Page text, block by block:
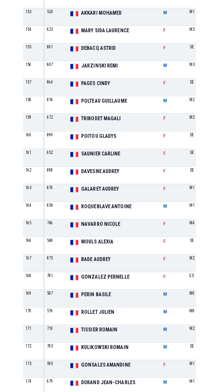
153 524 AKKARI MOHAMED M M1
154 623 MARY SIDA LAURENCE F M3
155 801 DEBACQ ASTRID F SE
156 847 JARZINSKI REMI M M3
157 864 PAGES CINDY F SE
158 818 POLTEAU GUILLAUME M M2
159 672 TRIBODET MAGALI F M2
160 899 POITOU GLADYS F SE
161 652 SAUNIER CARLINE F SE
162 898 DAVESNE AUDREY F SE
163 870 GALARET AUDREY F M1
164 834 ROQUEBLAVE ANTOINE M M1
165 746 NAVARRO NICOLE F M4
166 548 MOULS ALEXIA F SE
167 875 BADE AUDREY F M2
168 781 GONZALEZ PERNELLE F ES
169 507 PERIN BASILE M M0
170 576 ROLLET JULIEN M M0
171 710 TISSIER ROMAIN M M2
172 783 KULIKOWSKI ROMAIN M SE
173 595 GONSALES AMANDINE F M1
174 679 DURAND JEAN-CHARLES M M1